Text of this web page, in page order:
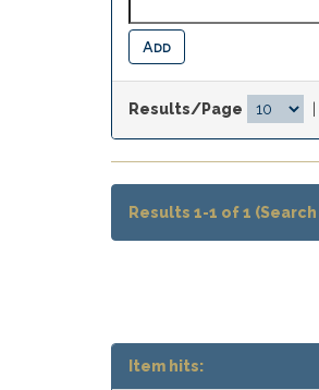
Results/Page
Results 1-1 of 1
Item hits: